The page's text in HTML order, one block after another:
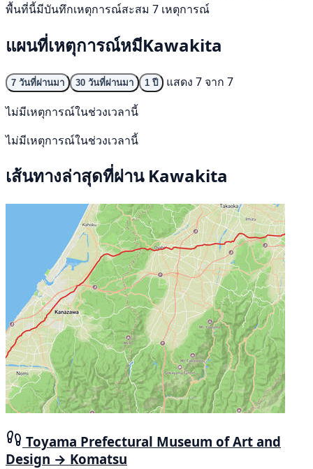
พื้นที่นี้มีบันทึกเหตุการณ์สะสม 7 เหตุการณ์
แผนที่เหตุการณ์หมีKawakita
7 วันที่ผ่านมา 30 วันที่ผ่านมา 1 ปี
แสดง 7 จาก 7
ไม่มีเหตุการณ์ในช่วงเวลานี้
ไม่มีเหตุการณ์ในช่วงเวลานี้
เส้นทางล่าสุดที่ผ่าน Kawakita
Toyama Prefectural Museum of Art and
Design → Komatsu